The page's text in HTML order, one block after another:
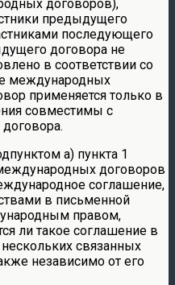
договоров),
предыдущего
последующего
договора не
в соответствии со
международных
применяется только в
совместимы с
а) пункта 1
договоров
соглашение,
в письменной
правом,
ли такое соглашение в
связанных
независимо от его